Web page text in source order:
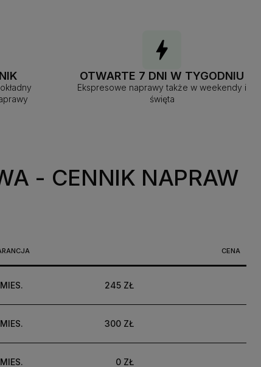
OTWARTE 7 DNI W TYGODNIU
Ekspresowe naprawy także w weekendy i
święta
- CENNIK NAPRAW
CENA
245 ZŁ
300 ZŁ
0 ZŁ